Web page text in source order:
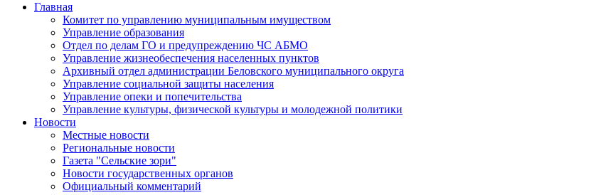
Главная
Комитет по управлению муниципальным имуществом
Управление образования
Отдел по делам ГО и предупреждению ЧС АБМО
Управление жизнеобеспечения населенных пунктов
Архивный отдел администрации Беловского муниципального округа
Управление социальной защиты населения
Управление опеки и попечительства
Управление культуры, физической культуры и молодежной политики
Новости
Местные новости
Региональные новости
Газета "Сельские зори"
Новости государственных органов
Официальный комментарий